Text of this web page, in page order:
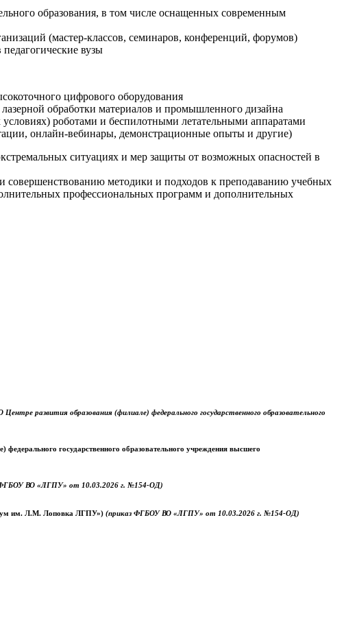
образования, в том числе оснащенных современным
(мастер-классов, семинаров, конференций, форумов)
вузы
цифрового оборудования
обработки материалов и промышленного дизайна
роботами и беспилотными летательными аппаратами
онлайн-вебинары, демонстрационные опыты и другие)
ситуациях и мер защиты от возможных опасностей в
совершенствованию методики и подходов к преподаванию учебных
профессиональных программ и дополнительных
развития образования (филиале) федерального государственного образовательного
государственного образовательного учреждения высшего
ВО «ЛГПУ» от 10.03.2026 г. №154-ОД)
им. Л.М. Лоповка ЛГПУ») (приказ ФГБОУ ВО «ЛГПУ» от 10.03.2026 г. №154-ОД)